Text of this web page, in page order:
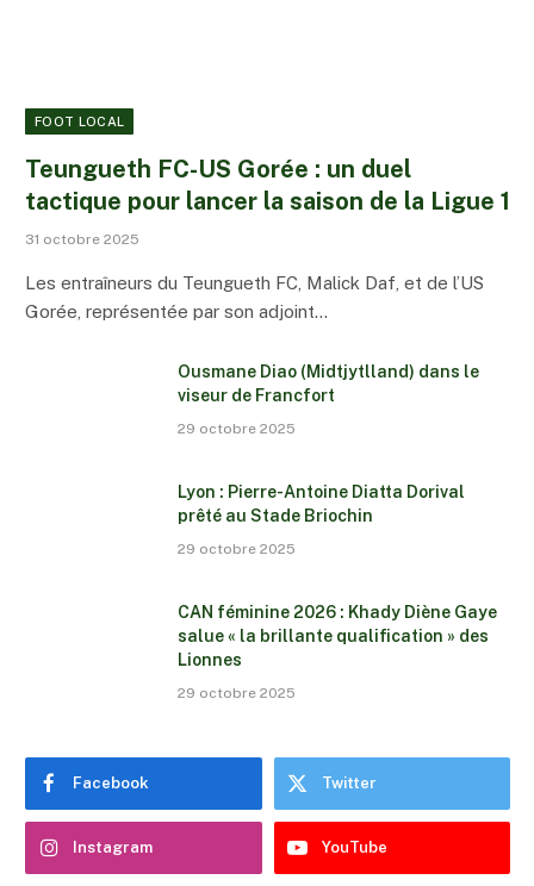
FOOT LOCAL
Teungueth FC-US Gorée : un duel
tactique pour lancer la saison de la Ligue 1
31 octobre 2025
Les entraîneurs du Teungueth FC, Malick Daf, et de l’US
Gorée, représentée par son adjoint…
Ousmane Diao (Midtjytlland) dans le
viseur de Francfort
29 octobre 2025
Lyon : Pierre-Antoine Diatta Dorival
prêté au Stade Briochin
29 octobre 2025
CAN féminine 2026 : Khady Diène Gaye
salue « la brillante qualification » des
Lionnes
29 octobre 2025
Facebook Twitter
Instagram YouTube